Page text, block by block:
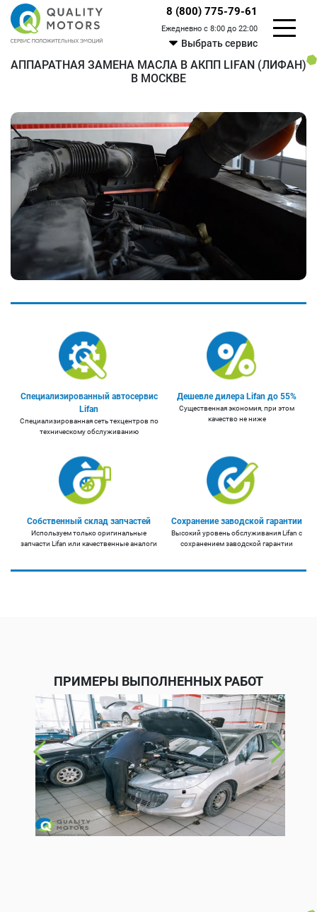
8 (800) 775-79-61
Ежедневно с 8:00 до 22:00
Выбрать сервис
АППАРАТНАЯ ЗАМЕНА МАСЛА В АКПП LIFAN (ЛИФАН)
В МОСКВЕ
Специализированный автосервис
Lifan
Специализированная сеть техцентров по
техническому обслуживанию
Дешевле дилера Lifan до 55%
Существенная экономия, при этом
качество не ниже
Собственный склад запчастей
Используем только оригинальные
запчасти Lifan или качественные аналоги
Сохранение заводской гарантии
Высокий уровень обслуживания Lifan с
сохранением заводской гарантии
ПРИМЕРЫ ВЫПОЛНЕННЫХ РАБОТ